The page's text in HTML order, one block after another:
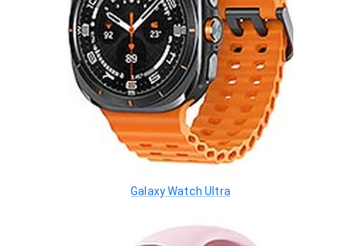
Galaxy Watch Ultra